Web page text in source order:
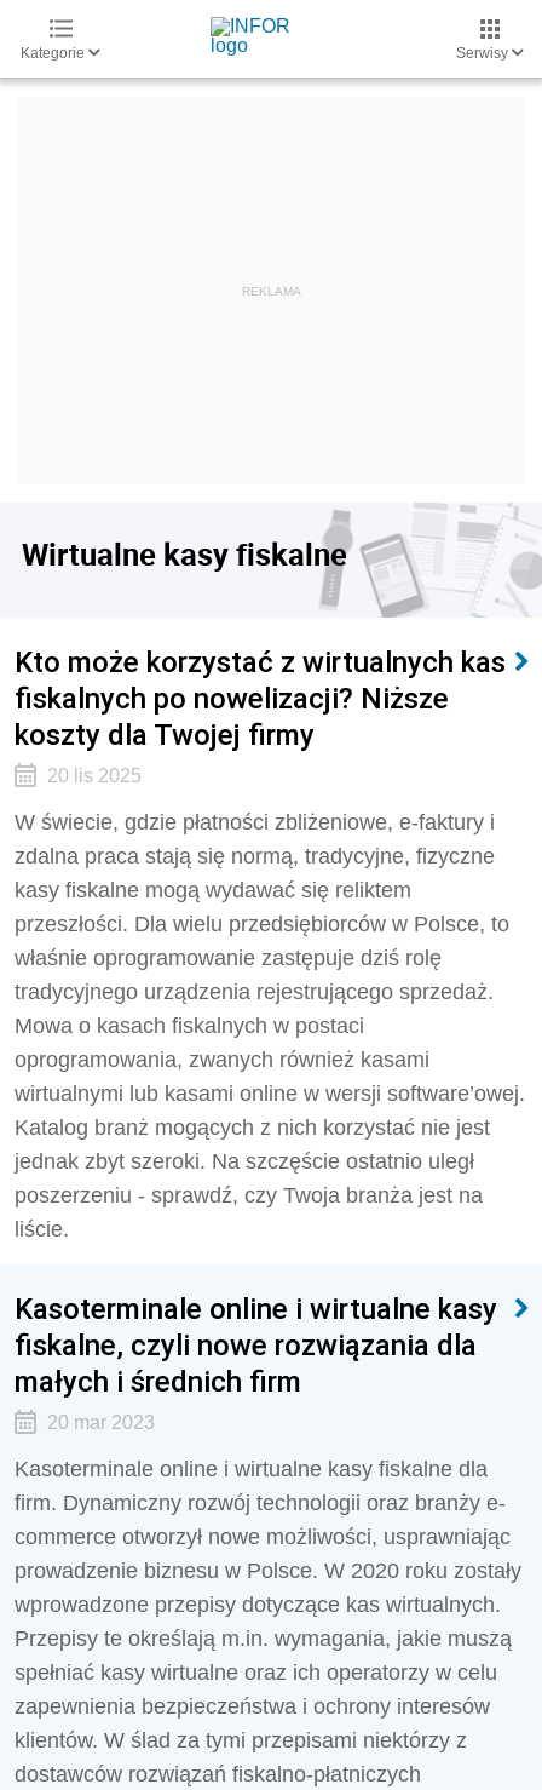
Kategorie Serwisy
Wirtualne kasy fiskalne
Kto może korzystać z wirtualnych kas
fiskalnych po nowelizacji? Niższe
koszty dla Twojej firmy
20 lis 2025
W świecie, gdzie płatności zbliżeniowe, e-faktury i
zdalna praca stają się normą, tradycyjne, fizyczne
kasy fiskalne mogą wydawać się reliktem
przeszłości. Dla wielu przedsiębiorców w Polsce, to
właśnie oprogramowanie zastępuje dziś rolę
tradycyjnego urządzenia rejestrującego sprzedaż.
Mowa o kasach fiskalnych w postaci
oprogramowania, zwanych również kasami
wirtualnymi lub kasami online w wersji software’owej.
Katalog branż mogących z nich korzystać nie jest
jednak zbyt szeroki. Na szczęście ostatnio uległ
poszerzeniu - sprawdź, czy Twoja branża jest na
liście.
Kasoterminale online i wirtualne kasy
fiskalne, czyli nowe rozwiązania dla
małych i średnich firm
20 mar 2023
Kasoterminale online i wirtualne kasy fiskalne dla
firm. Dynamiczny rozwój technologii oraz branży e-
commerce otworzył nowe możliwości, usprawniając
prowadzenie biznesu w Polsce. W 2020 roku zostały
wprowadzone przepisy dotyczące kas wirtualnych.
Przepisy te określają m.in. wymagania, jakie muszą
spełniać kasy wirtualne oraz ich operatorzy w celu
zapewnienia bezpieczeństwa i ochrony interesów
klientów. W ślad za tymi przepisami niektórzy z
dostawców rozwiązań fiskalno-płatniczych